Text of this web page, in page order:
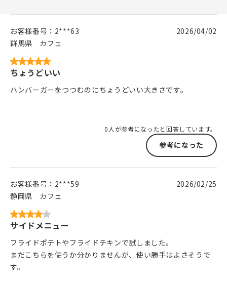
お客様番号： 2***63
群馬県
カフェ
2026/04/02
ちょうどいい
ハンバーガーをつつむのにちょうどいい大きさです。
0人が参考になったと回答しています。
参考になった
お客様番号： 2***59
静岡県
カフェ
2026/02/25
サイドメニュー
フライドポテトやフライドチキンで試しました。
まだこちらを使うか分かりませんが、使い勝手はよさそうで
す。